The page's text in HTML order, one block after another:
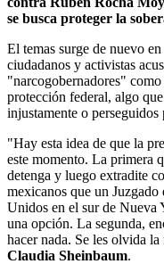
se busca proteger la
El temas surge de nuevo
ciudadanos y activistas
"narcogobernadores" como
protección federal, algo
injustamente o
"Hay esta idea de que la
este momento. La primera
detenga y luego extradite
mexicanos que un
Unidos en el sur de Nueva
una opción. La segunda,
hacer nada. Se les olvida
Claudia Sheinbaum.